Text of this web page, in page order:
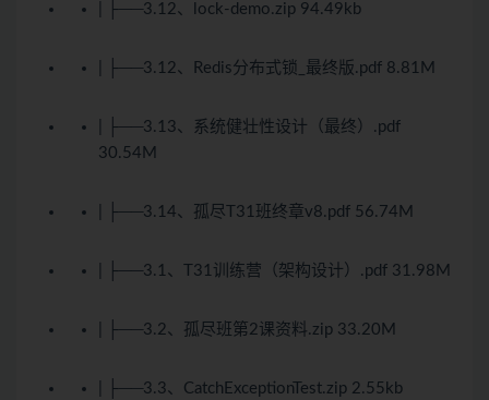
| ├──3.12、lock-demo.zip 94.49kb
| ├──3.12、Redis分布式锁_最终版.pdf 8.81M
| ├──3.13、系统健壮性设计（最终）.pdf
30.54M
| ├──3.14、孤尽T31班终章v8.pdf 56.74M
| ├──3.1、T31训练营（架构设计）.pdf 31.98M
| ├──3.2、孤尽班第2课资料.zip 33.20M
| ├──3.3、CatchExceptionTest.zip 2.55kb